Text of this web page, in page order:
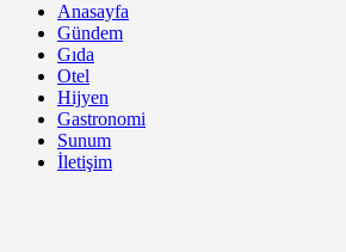
Anasayfa
Gündem
Gıda
Otel
Hijyen
Gastronomi
Sunum
İletişim